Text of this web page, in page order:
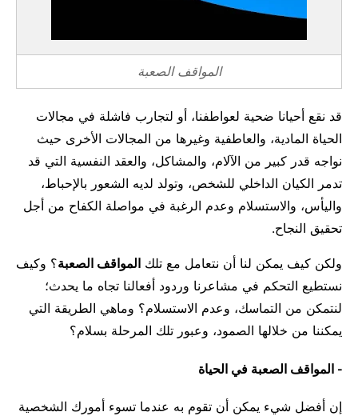
المواقف الصعبة
قد نقع أحيانا ضحية لعواطفنا، أو لتجارب فاشلة في مجالات
الحياة المادية، والعاطفية وغيرها من المجالات الأخرى حيث
نواجه قدر كبير من الآلام، والمشاكل، والعقد النفسية التي قد
تدمر الكيان الداخلي للشخص، وتولد لديه الشعور بالإحباط،
واليأس، والاستسلام وعدم الرغبة في مواصلة الكفاح من أجل
تحقيق النجاح.
ولكن كيف يمكن لنا أن نتعامل مع تلك المواقف الصعبة؟ وكيف
نستطيع التحكم في مشاعرنا وردود أفعالنا تجاه ما يحدث؛
لنتمكن من التماسك، وعدم الاستسلام؟ وماهي الطريقة التي
يمكننا من خلالها الصمود، وعبور تلك المرحلة بسلام؟
- المواقف الصعبة في الحياة
إن أفضل شيء يمكن أن تقوم به عندما تسوء أمورك الشخصية